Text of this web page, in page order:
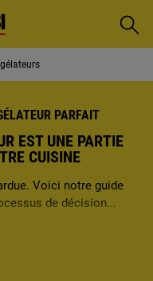
PARFAIT
EST UNE PARTIE
CUISINE
Voici notre guide
de décision...